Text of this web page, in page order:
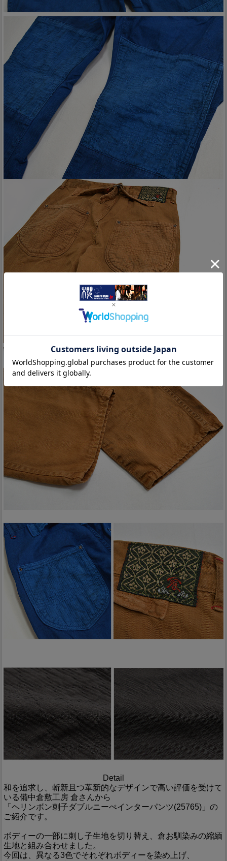
Detail
和を追求し、斬新且つ革新的なデザインで高い評価を受けて
いる備中倉敷工房 倉さんから
「ヘリンボン刺子ダブルニーぺインターパンツ(25765)」の
ご紹介です。
ボディーの一部に刺し子生地を切り替え、倉お馴染みの縮緬
生地と組み合わせました。
今回は、異なる3色でそれぞれボディーを染め上げ、